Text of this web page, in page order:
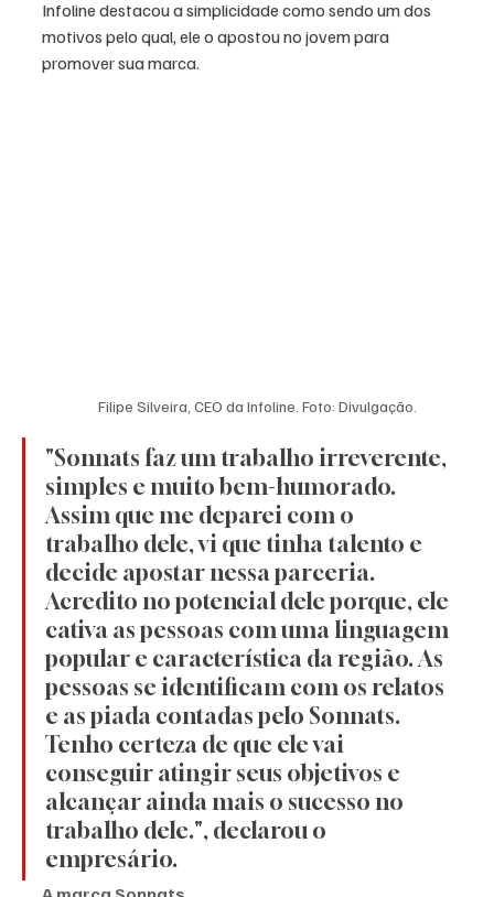
Infoline destacou a simplicidade como sendo um dos
motivos pelo qual, ele o apostou no jovem para
promover sua marca.
Filipe Silveira, CEO da Infoline. Foto: Divulgação.
"Sonnats faz um trabalho irreverente,
simples e muito bem-humorado.
Assim que me deparei com o
trabalho dele, vi que tinha talento e
decide apostar nessa parceria.
Acredito no potencial dele porque, ele
cativa as pessoas com uma linguagem
popular e característica da região. As
pessoas se identificam com os relatos
e as piada contadas pelo Sonnats.
Tenho certeza de que ele vai
conseguir atingir seus objetivos e
alcançar ainda mais o sucesso no
trabalho dele.", declarou o
empresário.